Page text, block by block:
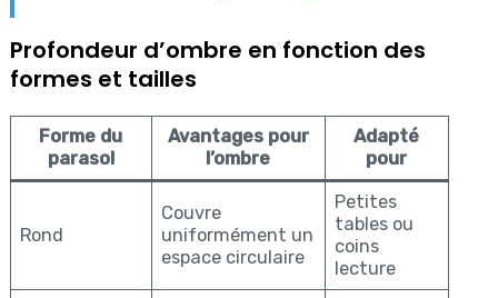
Profondeur d’ombre en fonction des
formes et tailles
Forme du
parasol
Avantages pour
l’ombre
Adapté
pour
Rond
Couvre
uniformément un
espace circulaire
Petites
tables ou
coins
lecture